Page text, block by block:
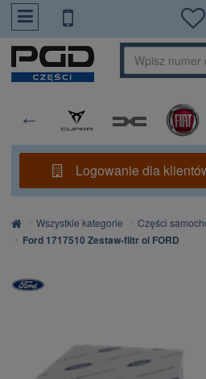
PrzejdzDoTresci
Logowanie dla
Strona
główna
Wszystkie kategorie Części
Ford 1717510 Zestaw-filtr ol FORD